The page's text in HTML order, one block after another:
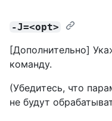
-J=<opt>
[Дополнительно]
команду.
(Убедитесь, что
не будут